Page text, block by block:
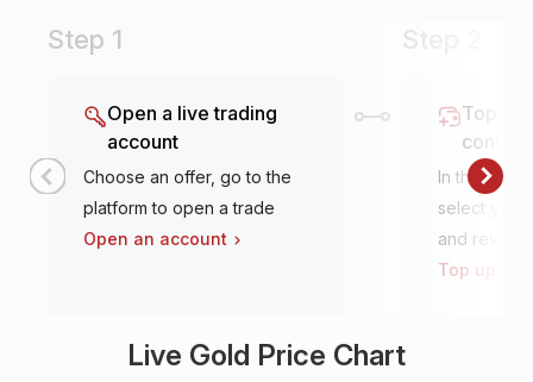
Step 1
Open a live trading
account
Choose an offer, go to the
platform to open a trade
Open an account
Step 2
Top it
In the
select your
and review
Top up an
Live Gold Price Chart